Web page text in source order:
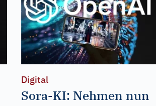
Digital
Sora-KI: Nehmen nun